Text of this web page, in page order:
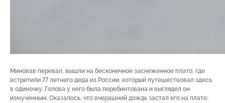
Миновав перевал, вышли на бесконечное заснеженное плато, где
встретили 77 летнего деда из России, который путешествовал здесь
в одиночку. Голова у него была перебинтована и выглядел он
измученным. Оказалось, что вчерашний дождь застал его на плато.